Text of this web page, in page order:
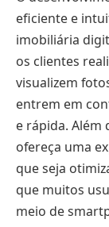
eficiente e
imobiliária
os clientes
visualizem
entrem em
e rápida. Além
ofereça uma
que seja
que muitos
meio de